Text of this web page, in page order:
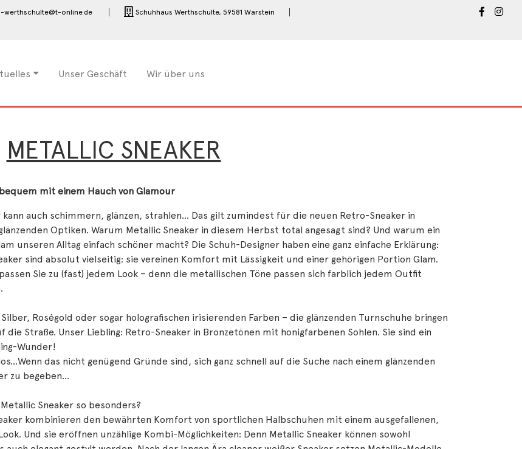
werthschulte@t-online.de Schuhhaus Werthschulte, 59581 Warstein
Unser Geschäft Wir über uns
METALLIC SNEAKER
mit einem Hauch von Glamour
auch schimmern, glänzen, strahlen… Das gilt zumindest für die neuen Retro-Sneaker in
Optiken. Warum Metallic Sneaker in diesem Herbst total angesagt sind? Und warum ein
unseren Alltag einfach schöner macht? Die Schuh-Designer haben eine ganz einfache Erklärung:
sind absolut vielseitig: sie vereinen Komfort mit Lässigkeit und einer gehörigen Portion Glam.
Sie zu (fast) jedem Look – denn die metallischen Töne passen sich farblich jedem Outfit
Roségold oder sogar holografischen irisierenden Farben – die glänzenden Turnschuhe bringen
die Straße. Unser Liebling: Retro-Sneaker in Bronzetönen mit honigfarbenen Sohlen. Sie sind ein
Wunder!
das nicht genügend Gründe sind, sich ganz schnell auf die Suche nach einem glänzenden
zu begeben…
Sneaker so besonders?
kombinieren den bewährten Komfort von sportlichen Halbschuhen mit einem ausgefallenen,
Und sie eröffnen unzählige Kombi-Möglichkeiten: Denn Metallic Sneaker können sowohl